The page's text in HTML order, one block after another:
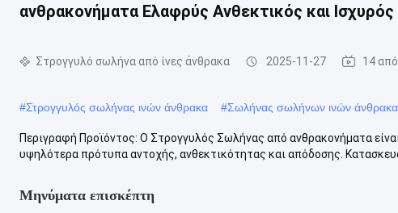
ανθρακονήματα Ελαφρύς Ανθεκτικός και
Στρογγυλό σωλήνα από ίνες άνθρακα 2025-11-27 14
#Στρογγυλός σωλήνας ινών άνθρακα #Σωλήνας σωλήνων ινών άνθρακα
Περιγραφή Προϊόντος: Ο Στρογγυλός Σωλήνας από ανθρακονήματα
υψηλότερα πρότυπα αντοχής, ανθεκτικότητας και απόδοσης.
Μηνύματα επισκέπτη